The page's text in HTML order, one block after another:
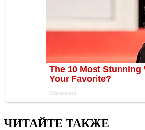
ЧИТАЙТЕ ТАКЖЕ